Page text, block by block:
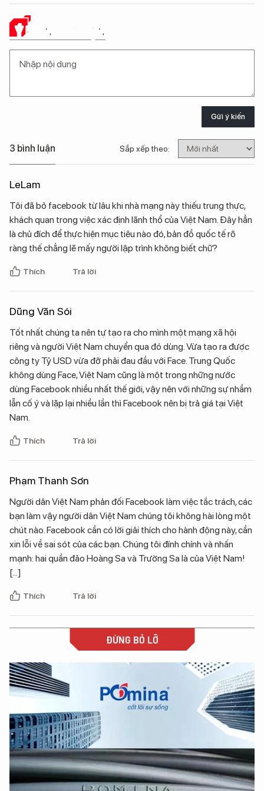
Ý KIẾN CỦA BẠN
Gửi ý kiến
3 bình luận Sắp xếp theo:
LeLam
Tôi đã bỏ facebook từ lâu khi nhà mạng này thiếu trung thực,
khách quan trong việc xác định lãnh thổ của Việt Nam. Đây hẳn
là chủ đích để thực hiện mục tiêu nào đó, bản đồ quốc tế rõ
ràng thế chẳng lẽ mấy người lập trình không biết chữ?
Thích Trả lời
Dũng Văn Sói
Tốt nhất chúng ta nên tự tạo ra cho mình một mạng xã hội
riêng và người Việt Nam chuyển qua đó dùng. Vừa tạo ra được
công ty Tỷ USD vừa đỡ phải đau đầu với Face. Trung Quốc
không dùng Face, Việt Nam cũng là một trong những nước
dùng Facebook nhiều nhất thế giới, vậy nên với những sự nhầm
lẫn cố ý và lặp lại nhiều lần thì Facebook nên bị trả giá tại Việt
Nam.
Thích Trả lời
Phạm Thanh Sơn
Người dân Việt Nam phản đối Facebook làm việc tắc trách, các
bạn làm vậy người dân Việt Nam chúng tôi không hài lòng một
chút nào. Facebook cần có lời giải thích cho hành động này, cần
xin lỗi về sai sót của các bạn. Chúng tôi đính chính và nhấn
mạnh: hai quần đảo Hoàng Sa và Trường Sa là của Việt Nam!
[...]
Thích Trả lời
ĐỪNG BỎ LỠ